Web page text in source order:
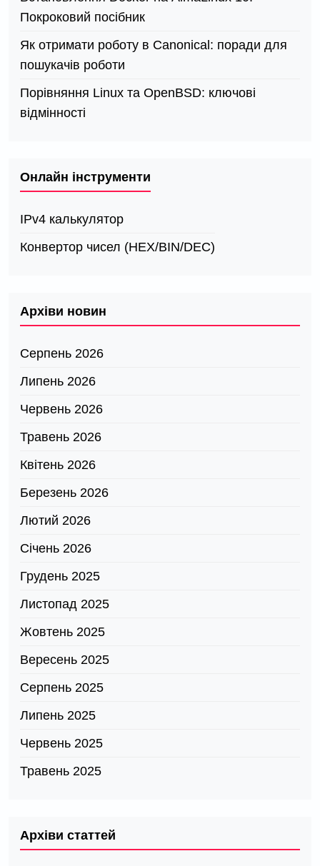
Покроковий посібник
Як отримати роботу в Canonical: поради для
пошукачів роботи
Порівняння Linux та OpenBSD: ключові
відмінності
Онлайн інструменти
IPv4 калькулятор
Конвертор чисел (HEX/BIN/DEC)
Архіви новин
Серпень 2026
Липень 2026
Червень 2026
Травень 2026
Квітень 2026
Березень 2026
Лютий 2026
Січень 2026
Грудень 2025
Листопад 2025
Жовтень 2025
Вересень 2025
Серпень 2025
Липень 2025
Червень 2025
Травень 2025
Архіви статтей